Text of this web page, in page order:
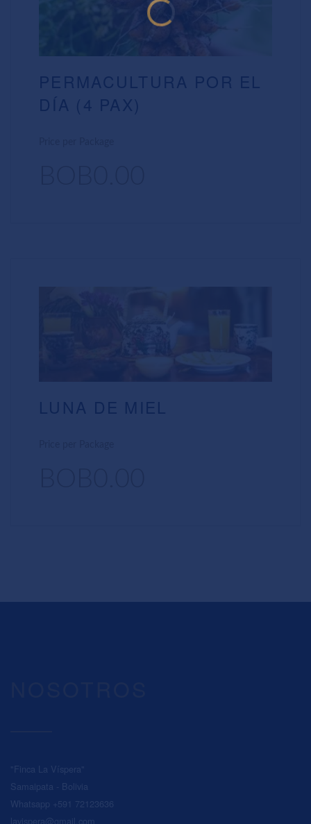
PERMACULTURA POR EL
DÍA (4 PAX)
LUNA DE MIEL
"Finca La Víspera"
Samaipata - Bolivia
Whatsapp +591 72123636
lavispera@gmail.com